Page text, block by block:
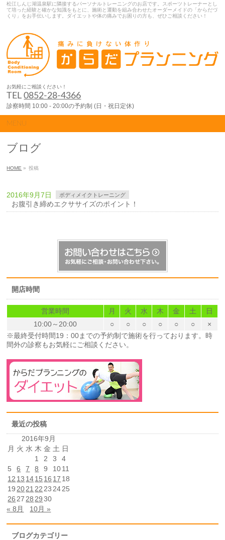
松江しんじ湖温泉駅に隣接するパーソナルトレーニングのお店です。スポーツトレーナーとし
て培った経験と確かな知識をもとに、施術と運動を組み合わせたオーダーメイドの「からだづ
くり」をお手伝いします。ダイエットや体の痛みでお困りの方も、ぜひご相談ください！
お気軽にご相談ください！
TEL0852-28-4366
診察時間 10:00 - 20:00の予約制 (日・祝日定休)
MENU
ブログ
HOME » 投稿
2016年9月7日 ボディメイクトレーニング
お腹引き締めエクササイズのポイント！
開店時間
営業時間 月 火 水 木 金 土
日
10:00～20:00
○ ○ ○ ○ ○ ○
×
※最終受付時間19：00までの予約制で施術を行っております。時
間外の診察もお気軽にご相談ください。
最近の投稿
2016年9月
月 火 水 木 金 土 日
1
2 3
4
5
6 7 8 9 1011
12 13 1415 16 17 18
19 2021 22 23 2425
26 27 28 29 30
« 8月
10月 »
ブログカテゴリー